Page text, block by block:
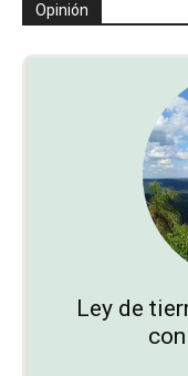
Opinión
Ley de